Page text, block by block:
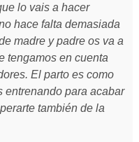
lo vais a hacer
hace falta demasiada
madre y padre os va a
tengamos en cuenta
El parto es como
entrenando para acabar
también de la